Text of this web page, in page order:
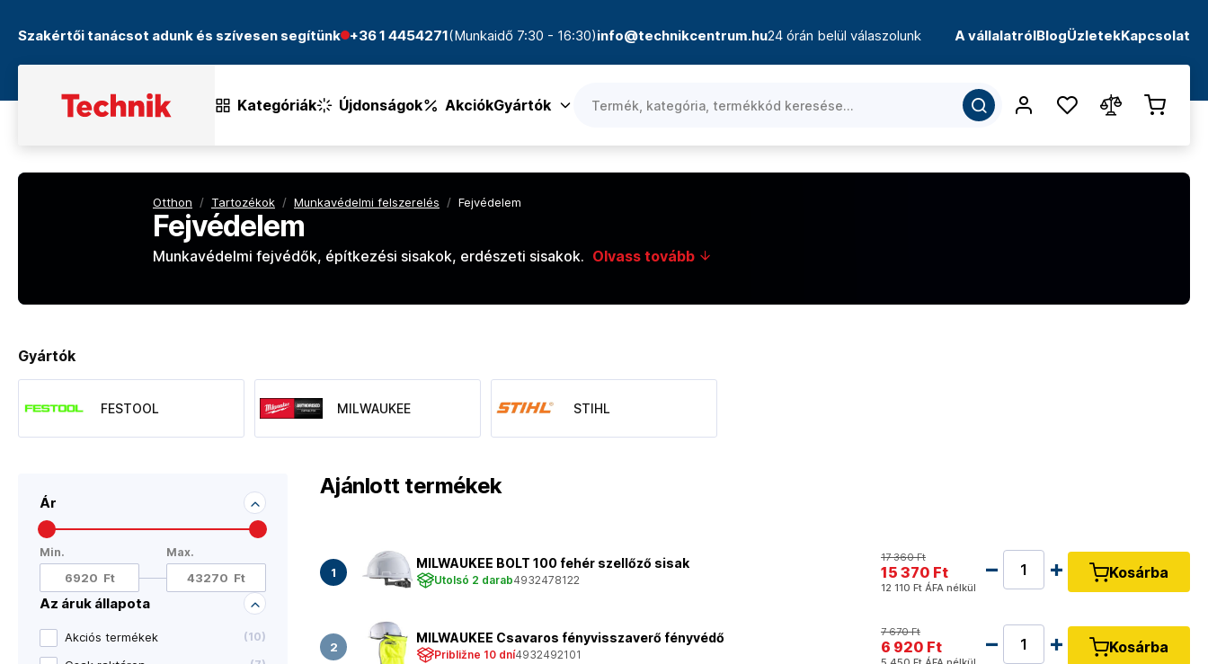
Szakértői tanácsot adunk és szívesen segítünk +36 1 4454271(Munkaidő 7:30 - 16:30)info@technikcentrum.hu24 órán belül válaszolunk A vállalatrólBlogÜzletekKapcsolat
Kategóriák Újdonságok AkciókGyártók
Otthon / Tartozékok / Munkavédelmi felszerelés / Fejvédelem
Fejvédelem
Munkavédelmi fejvédők, építkezési sisakok, erdészeti sisakok. Olvass tovább
Ár
Min. Max.
Az áruk állapota
Akciós termékek (10)
Gyártók
FESTOOL MILWAUKEE STIHL
Ajánlott termékek
MILWAUKEE BOLT 100 fehér szellőző sisak
Utolsó 2 darab4932478122
17 360 Ft
15 370 Ft
12 110 Ft ÁFA nélkül
Kosárba
MILWAUKEE Csavaros fényvisszaverő fényvédő
Približne 10 dní4932492101
7 670 Ft
6 920 Ft Kosárba